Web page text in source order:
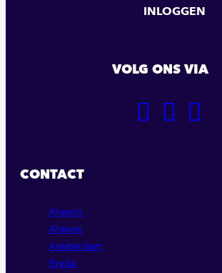
INLOGGEN
VOLG ONS VIA
GA
GA
CONTACT
Almelo
Almere
Amsterdam
Breda